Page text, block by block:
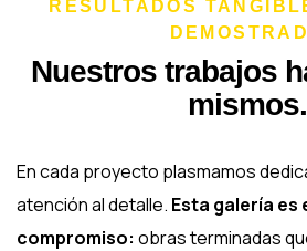
RESULTADOS
Nuestros trabajos
mismos.
En cada proyecto plasmamos
atención al detalle. Esta galería
compromiso: obras terminadas